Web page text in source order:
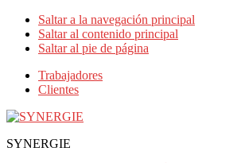
Saltar a la navegación principal
Saltar al contenido principal
Saltar al pie de página
Trabajadores
Clientes
SYNERGIE